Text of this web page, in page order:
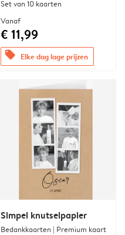
Set van 10 kaarten
Vanaf
€ 11,99
offers Elke dag lage prijzen
Simpel knutselpapier
Bedankkaarten | Premium kaart